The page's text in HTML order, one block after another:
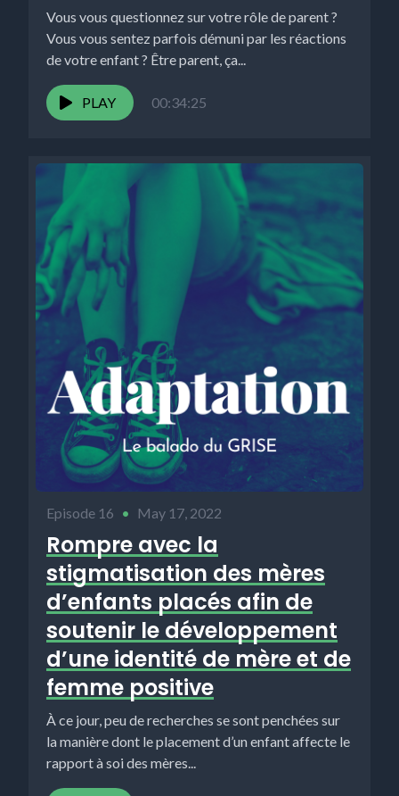
Vous vous questionnez sur votre rôle de parent ?
Vous vous sentez parfois démuni par les réactions
de votre enfant ? Être parent, ça...
PLAY 00:34:25
Episode 16 • May 17, 2022
Rompre avec la
stigmatisation des mères
d’enfants placés afin de
soutenir le développement
d’une identité de mère et de
femme positive
À ce jour, peu de recherches se sont penchées sur
la manière dont le placement d’un enfant affecte le
rapport à soi des mères...